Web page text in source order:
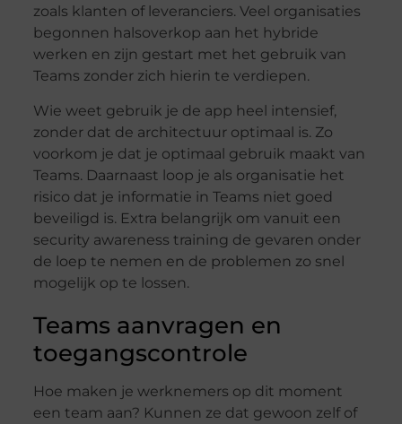
zoals klanten of leveranciers. Veel organisaties
begonnen halsoverkop aan het hybride
werken en zijn gestart met het gebruik van
Teams zonder zich hierin te verdiepen.
Wie weet gebruik je de app heel intensief,
zonder dat de architectuur optimaal is. Zo
voorkom je dat je optimaal gebruik maakt van
Teams. Daarnaast loop je als organisatie het
risico dat je informatie in Teams niet goed
beveiligd is. Extra belangrijk om vanuit een
security awareness training de gevaren onder
de loep te nemen en de problemen zo snel
mogelijk op te lossen.
Teams aanvragen en
toegangscontrole
Hoe maken je werknemers op dit moment
een team aan? Kunnen ze dat gewoon zelf of